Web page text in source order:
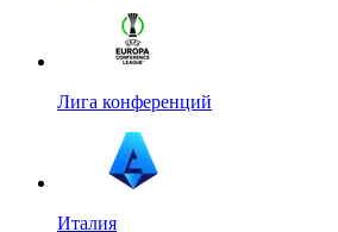
Лига конференций
Италия